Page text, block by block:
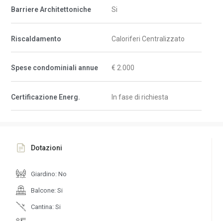
Barriere Architettoniche Si
Riscaldamento Caloriferi Centralizzato
Spese condominiali annue € 2.000
Certificazione Energ. In fase di richiesta
Dotazioni
Giardino: No
Balcone: Si
Cantina: Si